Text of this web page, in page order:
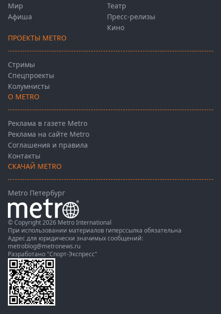
Мир
Афиша
Театр
Пресс-релизы
Кино
ПРОЕКТЫ METRO
Стримы
Спецпроекты
Колумнисты
О METRO
Реклама в газете Metro
Реклама на сайте Metro
Соглашения и правила
Контакты
СКАЧАЙ METRO
Metro Петербург
© Copyright 2026 Metro International
При использовании материалов гиперссылка обязательна
Адрес для юридически значимых сообщений:
metroblog@metronews.ru
Разработано "Спорт-Экспресс"